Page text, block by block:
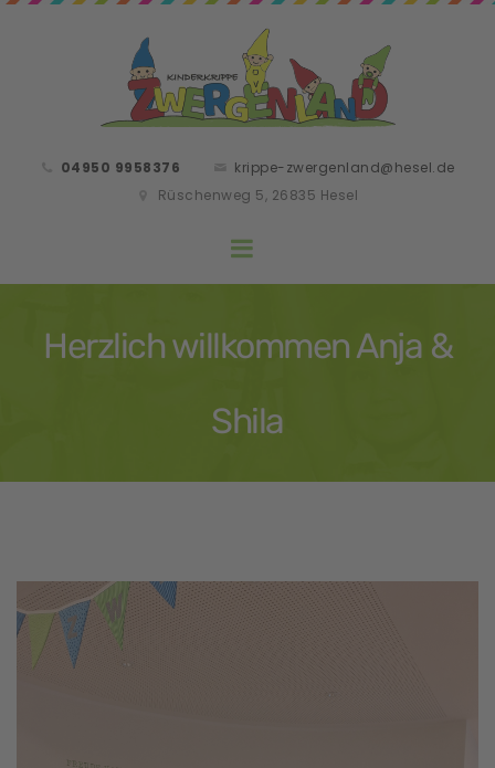
04950 9958376
krippe-zwergenland@hesel.de
Rüschenweg 5, 26835 Hesel
Herzlich willkommen Anja &
Shila